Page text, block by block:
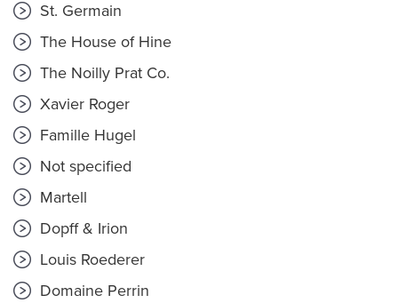
St. Germain
The House of Hine
The Noilly Prat Co.
Xavier Roger
Famille Hugel
Not specified
Martell
Dopff & Irion
Louis Roederer
Domaine Perrin